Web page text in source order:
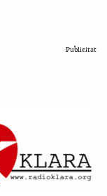
Publicitat